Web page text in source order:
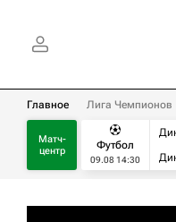
Главное Лига Чемпионов
Матч-
центр
Футбол
09.08 14:30